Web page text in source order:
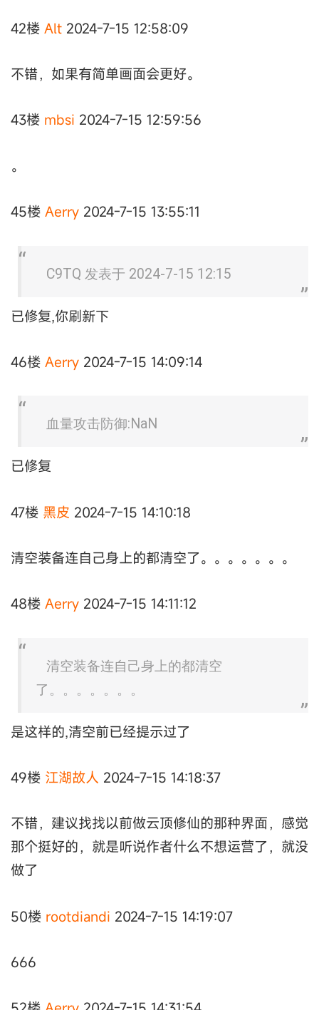
42楼 Alt 2024-7-15 12:58:09
不错，如果有简单画面会更好。
43楼 mbsi 2024-7-15 12:59:56
。
45楼 Aerry 2024-7-15 13:55:11
C9TQ 发表于 2024-7-15 12:15
已修复,你刷新下
46楼 Aerry 2024-7-15 14:09:14
血量攻击防御:NaN
已修复
47楼 黑皮 2024-7-15 14:10:18
清空装备连自己身上的都清空了。。。。。。。
48楼 Aerry 2024-7-15 14:11:12
清空装备连自己身上的都清空
了。。。。。。。
是这样的,清空前已经提示过了
49楼 江湖故人 2024-7-15 14:18:37
不错，建议找找以前做云顶修仙的那种界面，感觉
那个挺好的，就是听说作者什么不想运营了，就没
做了
50楼 rootdiandi 2024-7-15 14:19:07
666